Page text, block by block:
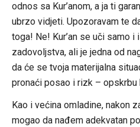
odnos sa Kur’anom, a ja ti
ubrzo vidjeti. Upozoravam te
toga! Ne! Kur’an se uči samo
zadovoljstva, ali je jedna od
da će se tvoja materijalna
pronaći posao i rizk –
Kao i većina omladine, nakon
mogao da nađem adekvatan